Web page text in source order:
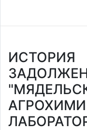
ИСТОРИЯ